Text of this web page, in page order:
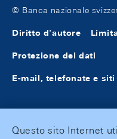
© Banca nazionale
Diritto d'autore
Protezione dei dati
E-mail, telefonate e
Questo sito Internet